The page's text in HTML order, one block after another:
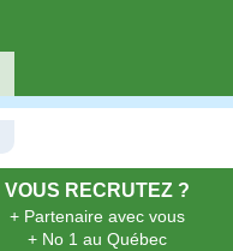
VOUS RECRUTEZ ?
+ Partenaire avec vous
+ No 1 au Québec